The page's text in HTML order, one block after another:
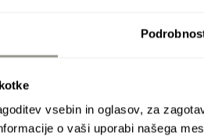
vsebin in oglasov, za
o vaši uporabi našega